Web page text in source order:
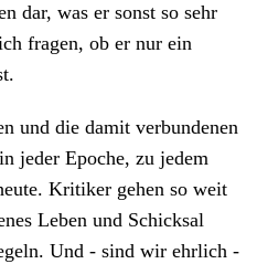
dar, was er sonst so sehr
fragen, ob er nur ein
und die damit verbundenen
jeder Epoche, zu jedem
Kritiker gehen so weit
Leben und Schicksal
Und - sind wir ehrlich -